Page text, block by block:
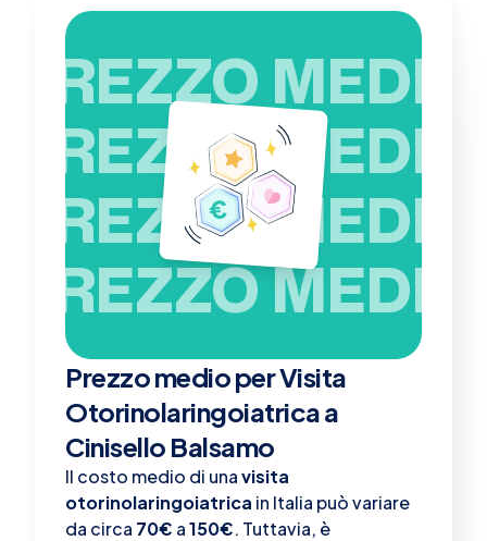
PREZZO MEDIO
PREZZO MEDIO
PREZZO MEDIO
PREZZO MEDIO
Prezzo medio per Visita
Otorinolaringoiatrica a
Cinisello Balsamo
Il costo medio di unavisita
otorinolaringoiatrica in Italia può variare
da circa 70€ a150€. Tuttavia, è